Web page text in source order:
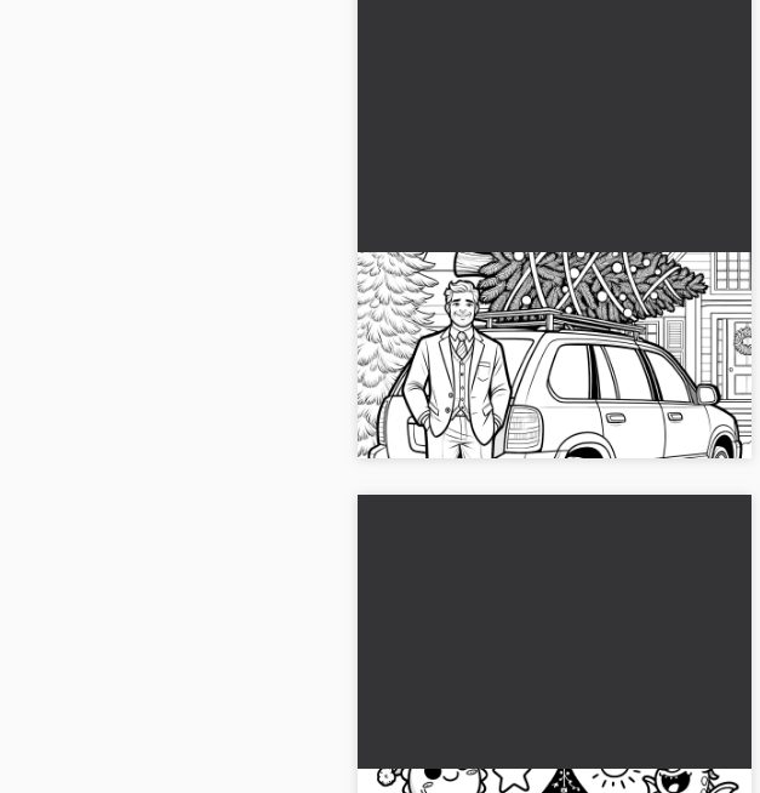
Joulukuusi autossa - ilmainen
värityskuva
Jouluisia inspiraatioita tämän värityskuvan
avulla - joulukuusi auton päällä. 🎄 Lataa kuva
ilmaiseksi!...